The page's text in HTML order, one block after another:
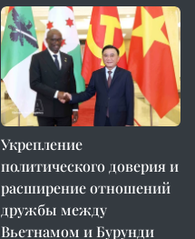
Укрепление
политического доверия и
расширение отношений
дружбы между
Вьетнамом и Бурунди